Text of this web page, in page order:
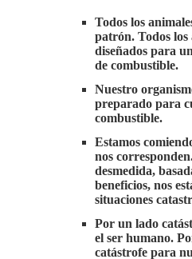
Todos los
patrón. Todos los
diseñados para
de combustible.
Nuestro
preparado para
combustible.
Estamos
nos
desmedida,
beneficios, nos
situaciones
Por un lado
el ser humano.
catástrofe para